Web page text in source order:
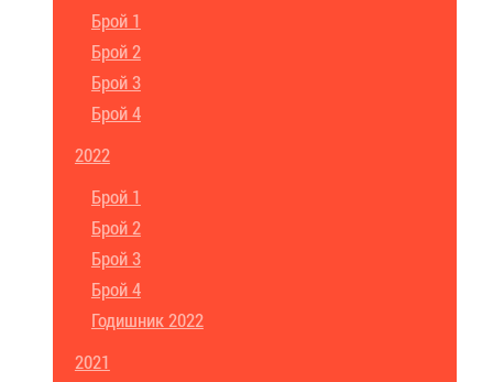
Брой 1
Брой 2
Брой 3
Брой 4
2022
Брой 1
Брой 2
Брой 3
Брой 4
Годишник 2022
2021